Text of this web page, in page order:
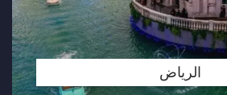
الرياض